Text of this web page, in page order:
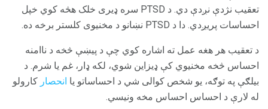
تعقیب نژدې نږدې دي. د PTSD سره ډیری خلک هڅه کوي خپل
احساسات پریږدي. دا د PTSD نښانو د مخنیوی کلستر برخه ده.
د تعقیب هر هغه عمل ته اشاره کوي چې د پیښې څخه د ناامنه
احساس څخه مخنیوي کې ډیزاین شوي، لکه ډار، غم یا شرم. د
بیلګې په توګه، یو شخص کوالی شي د احساساتو یا انحصار کارولو
له لارې د احساس احساس مخه ونیسي.